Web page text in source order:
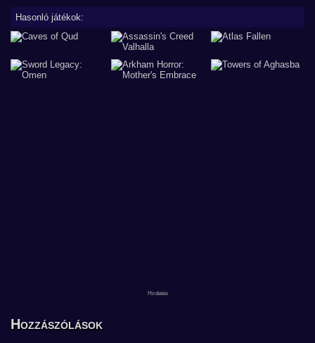
Hasonló játékok:
Hozzászólások